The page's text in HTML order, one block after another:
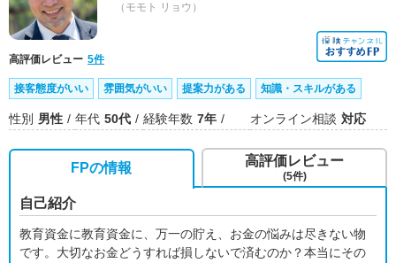
（モモト リョウ）
高評価レビュー 5件
接客態度がいい 雰囲気がいい 提案力がある 知識・スキルがある
性別 男性 年代 50代 経験年数 7年 オンライン相談 対応
FPの情報
自己紹介
教育資金に教育資金に、万一の貯え、お金の悩みは尽きない物
です。大切なお金どうすれば損しないで済むのか？本当にその
高評価レビュー
(5件)